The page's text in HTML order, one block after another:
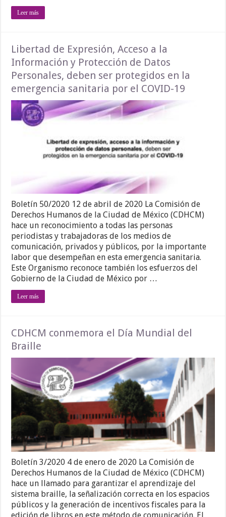
Leer más
Libertad de Expresión, Acceso a la
Información y Protección de Datos
Personales, deben ser protegidos en la
emergencia sanitaria por el COVID-19
Boletín 50/2020 12 de abril de 2020 La Comisión de
Derechos Humanos de la Ciudad de México (CDHCM)
hace un reconocimiento a todas las personas
periodistas y trabajadoras de los medios de
comunicación, privados y públicos, por la importante
labor que desempeñan en esta emergencia sanitaria.
Este Organismo reconoce también los esfuerzos del
Gobierno de la Ciudad de México por …
Leer más
CDHCM conmemora el Día Mundial del
Braille
Boletín 3/2020 4 de enero de 2020 La Comisión de
Derechos Humanos de la Ciudad de México (CDHCM)
hace un llamado para garantizar el aprendizaje del
sistema braille, la señalización correcta en los espacios
públicos y la generación de incentivos fiscales para la